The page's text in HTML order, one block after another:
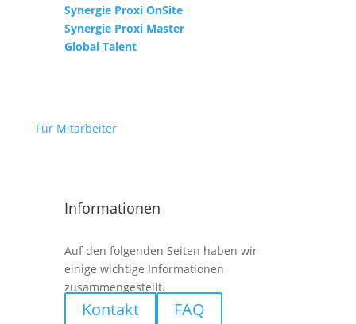
Synergie Proxi OnSite
Synergie Proxi Master
Global Talent
Für Mitarbeiter
Informationen
Auf den folgenden Seiten haben wir
einige wichtige Informationen
zusammengestellt.
Kontakt FAQ